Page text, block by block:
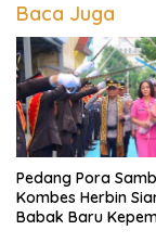
Baca Juga
Pedang Pora
Kombes Herbin
Babak Baru